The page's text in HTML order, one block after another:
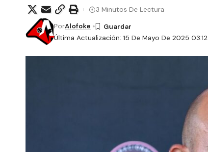
Última Actualización: 15 De Mayo De 2025 03:12
PorAlofoke
3 Minutos De Lectura